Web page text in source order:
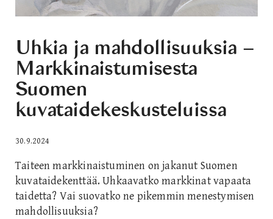
Uhkia ja mahdollisuuksia –
Markkinaistumisesta
Suomen
kuvataidekeskusteluissa
30.9.2024
Taiteen markkinaistuminen on jakanut Suomen
kuvataidekenttää. Uhkaavatko markkinat vapaata
taidetta? Vai suovatko ne pikemmin menestymisen
mahdollisuuksia?